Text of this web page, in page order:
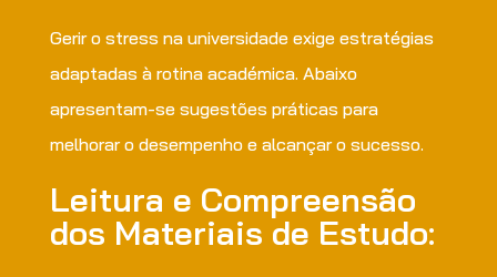
Gerir o stress na universidade exige estratégias
adaptadas à rotina académica. Abaixo
apresentam-se sugestões práticas para
melhorar o desempenho e alcançar o sucesso.
Leitura e Compreensão
dos Materiais de Estudo: